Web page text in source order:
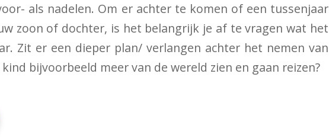
als nadelen. Om er achter te komen of een tussenjaar
zoon of dochter, is het belangrijk je af te vragen wat het
Zit er een dieper plan/ verlangen achter het nemen van
bijvoorbeeld meer van de wereld zien en gaan reizen?